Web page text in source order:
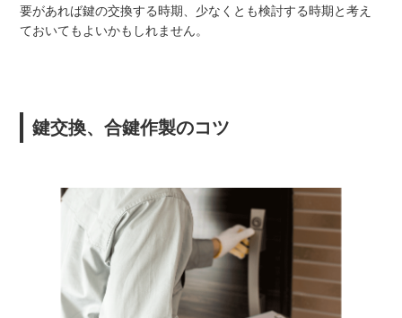
要があれば鍵の交換する時期、少なくとも検討する時期と考え
ておいてもよいかもしれません。
鍵交換、合鍵作製のコツ